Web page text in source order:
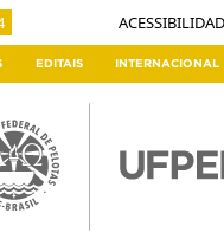
EDITAIS INTERNACIONAL